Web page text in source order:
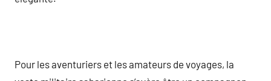
Pour les aventuriers et les amateurs de voyages, la